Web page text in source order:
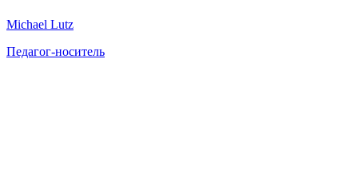
Michael Lutz
Педагог-носитель